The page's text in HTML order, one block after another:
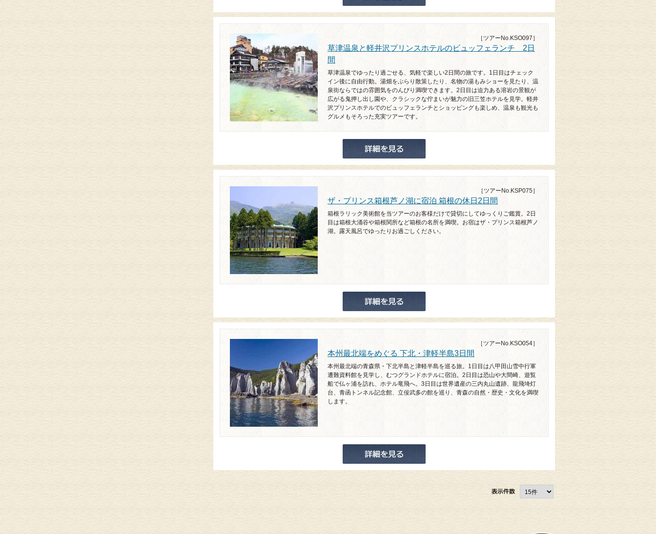
［ツアーNo.KSO097］
草津温泉と軽井沢プリンスホテルのビュッフェランチ 2日
間
草津温泉でゆったり過ごせる、気軽で楽しい2日間の旅です。1日目はチェック
イン後に自由行動。湯畑をぶらり散策したり、名物の湯もみショーを見たり、温
泉街ならではの雰囲気をのんびり満喫できます。2日目は迫力ある溶岩の景観が
広がる鬼押し出し園や、クラシックな佇まいが魅力の旧三笠ホテルを見学。軽井
沢プリンスホテルでのビュッフェランチとショッピングも楽しめ、温泉も観光も
グルメもそろった充実ツアーです。
［ツアーNo.KSP075］
ザ・プリンス箱根芦ノ湖に宿泊 箱根の休日2日間
箱根ラリック美術館を当ツアーのお客様だけで貸切にしてゆっくりご鑑賞。2日
目は箱根大涌谷や箱根関所など箱根の名所を満喫。お宿はザ・プリンス箱根芦ノ
湖。露天風呂でゆったりお過ごしください。
［ツアーNo.KSO054］
本州最北端をめぐる 下北・津軽半島3日間
本州最北端の青森県・下北半島と津軽半島を巡る旅。1日目は八甲田山雪中行軍
遭難資料館を見学し、むつグランドホテルに宿泊。2日目は恐山や大間崎、遊覧
船で仏ヶ浦を訪れ、ホテル竜飛へ。3日目は世界遺産の三内丸山遺跡、龍飛埼灯
台、青函トンネル記念館、立佞武多の館を巡り、青森の自然・歴史・文化を満喫
します。